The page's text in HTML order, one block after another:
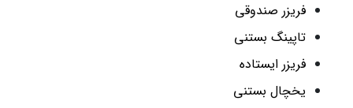
فریزر صندوقی
تاپینگ بستنی
فریزر ایستاده
یخچال بستنی